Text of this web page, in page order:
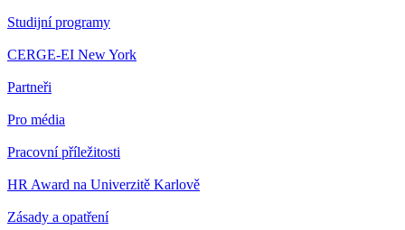
Studijní programy
CERGE-EI New York
Partneři
Pro média
Pracovní příležitosti
HR Award na Univerzitě Karlově
Zásady a opatření